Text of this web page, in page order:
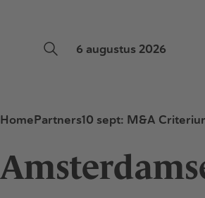
6 augustus 2026
HomePartners10 sept: M&A